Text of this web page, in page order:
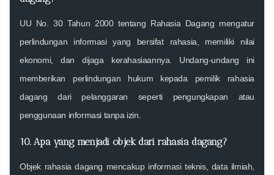
UU No. 30 Tahun 2000 tentang Rahasia Dagang mengatur
perlindungan informasi yang bersifat rahasia, memiliki nilai
ekonomi, dan dijaga kerahasiaannya. Undang-undang ini
memberikan perlindungan hukum kepada pemilik rahasia
dagang dari pelanggaran seperti pengungkapan atau
penggunaan informasi tanpa izin.
10.Apa yang menjadi objek dari rahasia dagang?
Objek rahasia dagang mencakup informasi teknis, data ilmiah,